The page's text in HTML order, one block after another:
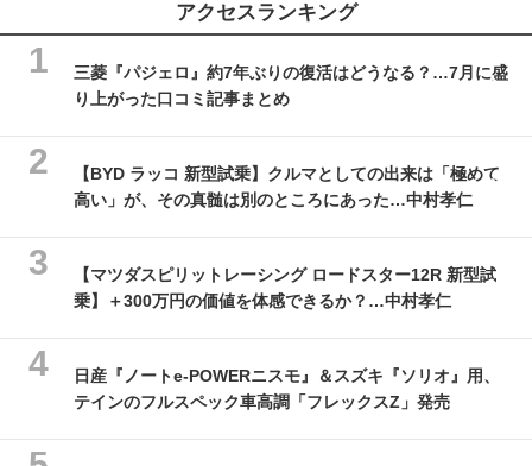
アクセスランキング
三菱『パジェロ』約7年ぶりの復活はどうなる？…7月に盛
り上がった口コミ記事まとめ
【BYD ラッコ 新型試乗】クルマとしての出来は「極めて
高い」が、その真髄は別のところにあった…中村孝仁
【マツダスピリットレーシング ロードスター12R 新型試
乗】＋300万円の価値を体感できるか？…中村孝仁
日産『ノートe-POWERニスモ』＆スズキ『ソリオ』用、
テインのフルスペック車高調「フレックスZ」発売